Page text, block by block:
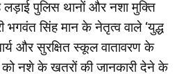
लड़ाई पुलिस थानों और नशा मुक्ति
सिंह मान के नेतृत्व वाले ‘युद्ध
और सुरक्षित स्कूल वातावरण के
को नशे के खतरों की जानकारी देने के